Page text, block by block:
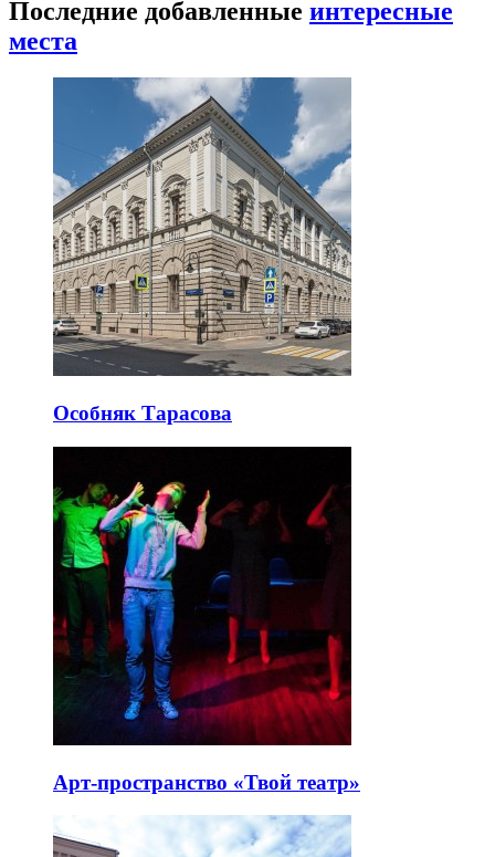
Последние добавленные интересные
места
Особняк Тарасова
Арт-пространство «Твой театр»